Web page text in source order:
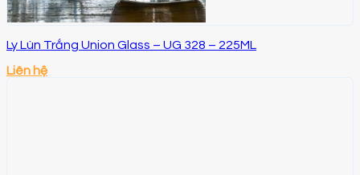
Ly Lùn Trắng Union Glass – UG 328 – 225ML
Liên hệ